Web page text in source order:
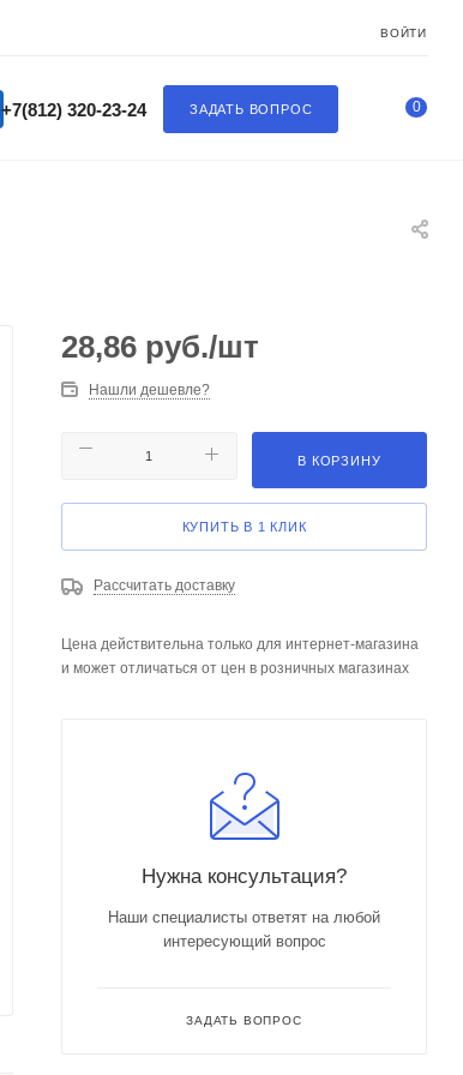
ВОЙТИ
ЗАДАТЬ ВОПРОС
+7(812) 320-23-24 0
28,86 руб./шт
Нашли дешевле?
В КОРЗИНУ
КУПИТЬ В 1 КЛИК
Рассчитать доставку
Цена действительна только для интернет-магазина
и может отличаться от цен в розничных магазинах
Нужна консультация?
Наши специалисты ответят на любой
интересующий вопрос
ЗАДАТЬ ВОПРОС